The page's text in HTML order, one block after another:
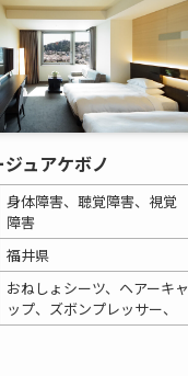
ュアケボノ
身体障害、聴覚障害、視覚
障害
福井県
おねしょシーツ、ヘアーキャ
ップ、ズボンプレッサー、